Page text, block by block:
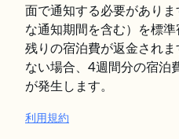
面で通知する必要があり
な通知期間を含む）を標準
残りの宿泊費が返金され
ない場合、4週間分の宿泊
が発生します。
利用規約